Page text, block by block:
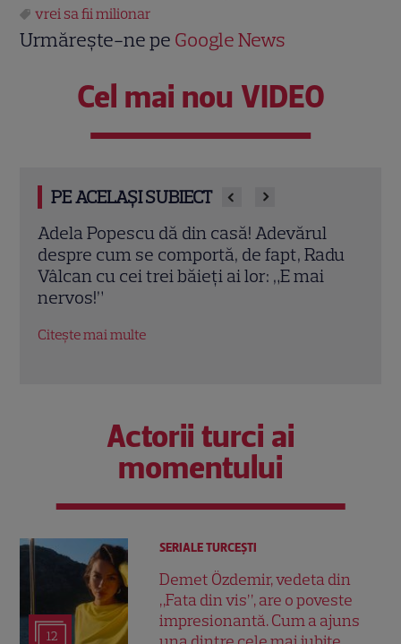
vrei sa fii milionar
Urmărește-ne pe Google News
Cel mai nou VIDEO
PE ACELAȘI SUBIECT
Emily Burghelea, mărturisire
neașteptată despre soțul ei: „A spus da
foarte greu. A rămas șocat!”. Ce a
declarat vedeta despre începtul relației
Actorii turci ai
momentului
12
SERIALE TURCEŞTI
Demet Özdemir, vedeta din
„Fata din vis”, are o poveste
impresionantă. Cum a ajuns